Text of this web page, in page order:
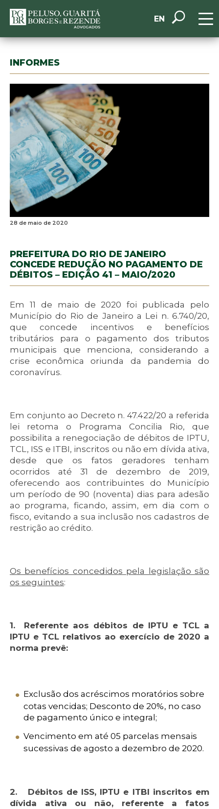
EN
INFORMES
28 de maio de 2020
PREFEITURA DO RIO DE JANEIRO
CONCEDE REDUÇÃO NO PAGAMENTO DE
DÉBITOS – EDIÇÃO 41 – MAIO/2020
Em 11 de maio de 2020 foi publicada pelo
Município do Rio de Janeiro a Lei n. 6.740/20,
que concede incentivos e benefícios
tributários para o pagamento dos tributos
municipais que menciona, considerando a
crise econômica oriunda da pandemia do
coronavírus.
Em conjunto ao Decreto n. 47.422/20 a referida
lei retoma o Programa Concilia Rio, que
possibilita a renegociação de débitos de IPTU,
TCL, ISS e ITBI, inscritos ou não em dívida ativa,
desde que os fatos geradores tenham
ocorridos até 31 de dezembro de 2019,
oferecendo aos contribuintes do Município
um período de 90 (noventa) dias para adesão
ao programa, ficando, assim, em dia com o
fisco, evitando a sua inclusão nos cadastros de
restrição ao crédito.
Os benefícios concedidos pela legislação são
os seguintes:
1. Referente aos débitos de IPTU e TCL a
IPTU e TCL relativos ao exercício de 2020 a
norma prevê:
Exclusão dos acréscimos moratórios sobre
cotas vencidas; Desconto de 20%, no caso
de pagamento único e integral;
Vencimento em até 05 parcelas mensais
sucessivas de agosto a dezembro de 2020.
2. Débitos de ISS, IPTU e ITBI inscritos em
dívida ativa ou não, referente a fatos